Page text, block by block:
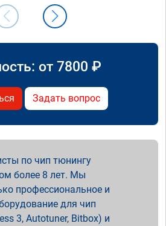
от 7800 ₽
Задать вопрос
по чип тюнингу
более 8 лет. Мы
профессиональное и
для чип
3, Autotuner, Bitbox) и